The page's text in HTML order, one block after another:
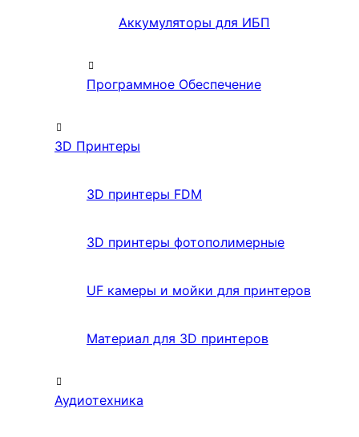
Аккумуляторы для ИБП
Программное Обеспечение
3D Принтеры
3D принтеры FDM
3D принтеры фотополимерные
UF камеры и мойки для принтеров
Материал для 3D принтеров
Аудиотехника